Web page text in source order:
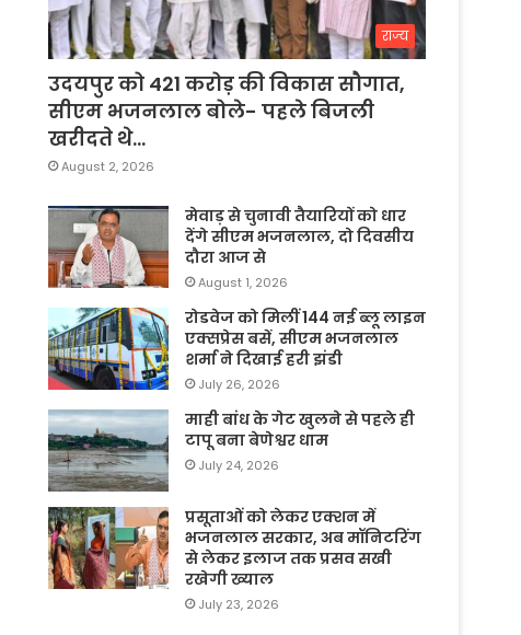
राज्य
उदयपुर को 421 करोड़ की विकास सौगात,
सीएम भजनलाल बोले- पहले बिजली
खरीदते थे…
August 2, 2026
मेवाड़ से चुनावी तैयारियों को धार
देंगे सीएम भजनलाल, दो दिवसीय
दौरा आज से
August 1, 2026
रोडवेज को मिलीं 144 नई ब्लू लाइन
एक्सप्रेस बसें, सीएम भजनलाल
शर्मा ने दिखाई हरी झंडी
July 26, 2026
माही बांध के गेट खुलने से पहले ही
टापू बना बेणेश्वर धाम
July 24, 2026
प्रसूताओं को लेकर एक्शन में
भजनलाल सरकार, अब मॉनिटरिंग
से लेकर इलाज तक प्रसव सखी
रखेगी ख्याल
July 23, 2026